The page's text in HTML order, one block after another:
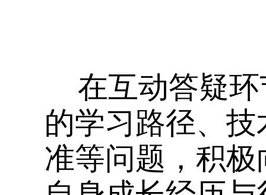
在互动答疑
的学习路径、
准等问题，积